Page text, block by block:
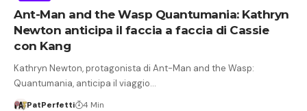
Ant-Man and the Wasp Quantumania: Kathryn
Newton anticipa il faccia a faccia di Cassie
con Kang
Kathryn Newton, protagonista di Ant-Man and the Wasp:
Quantumania, anticipa il viaggio…
PatPerfetti 4 Min